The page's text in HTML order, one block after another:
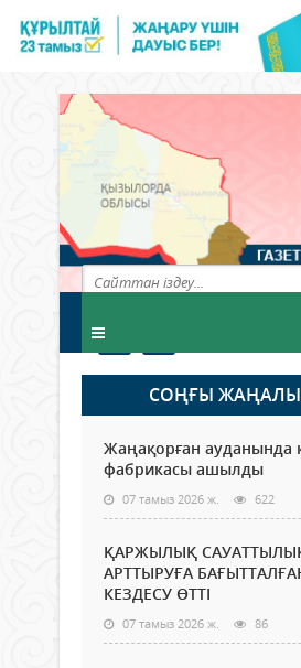
СОҢҒЫ
Жаңақорған ауданында
фабрикасы ашылды
07 тамыз 2026 ж. 622
ҚАРЖЫЛЫҚ
АРТТЫРУҒА
КЕЗДЕСУ ӨТТІ
07 тамыз 2026 ж. 86